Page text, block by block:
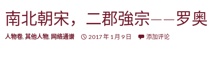
南北朝宋，二郡強宗——罗奥
人物卷, 其他人物, 网络通谱 2017 年 1 月 9 日 添加评论